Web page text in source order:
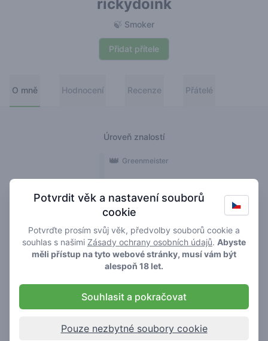
rickydoink
🍃 Smoker
Přidat přítele
O mně Hodnocení Recenze Přátelé
Úroveň znalostí
🍃 Smoker
🌱 Roller
🥦 Stoner
👑 Greenmeister
Recenze
Potvrdit věk a nastavení souborů
cookie
Potvrďte prosím svůj věk, předvolby souborů cookie a
souhlas s našimi Zásady ochrany osobních údajů. Abyste
měli přístup na tyto webové stránky, musí vám být
alespoň 18 let.
Souhlasit a pokračovat
Pouze nezbytné soubory cookie